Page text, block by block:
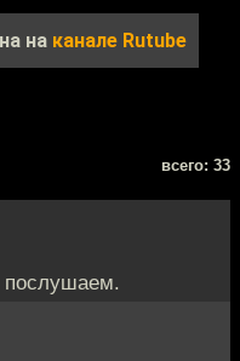
на канале Rutube
всего: 33
послушаем.